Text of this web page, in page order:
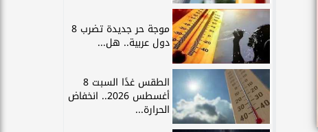
موجة حر جديدة تضرب 8
دول عربية.. هل...
الطقس غدًا السبت 8
أغسطس 2026.. انخفاض
الحرارة...